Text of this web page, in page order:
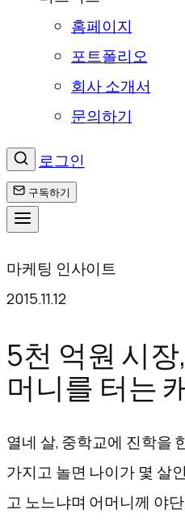
홈페이지
포트폴리오
회사 소개서
문의하기
로그인
구독하기
텐
츠
로
바
로
가
기
마케팅 인사이트
2015.11.12
5천 억원 시
머니를 터는
열네 살, 중학교에 진학을
가지고 놀면 나이가 몇 살
고 노느냐며 어머니께 야